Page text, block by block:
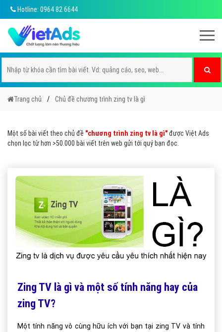
Hotline: 0964 82 6644
Trang chủ Chủ đề chương trình zing tv là gì
Một số bài viết theo chủ đề "chương trình zing tv là gì"được Việt Ads
chọn lọc từ hơn >50.000 bài viết trên web gửi tới quý bạn đọc.
Zing TV là gì và một số tính năng hay của
zing TV?
Một tính năng vô cùng hữu ích với bạn tại zing TV và tính